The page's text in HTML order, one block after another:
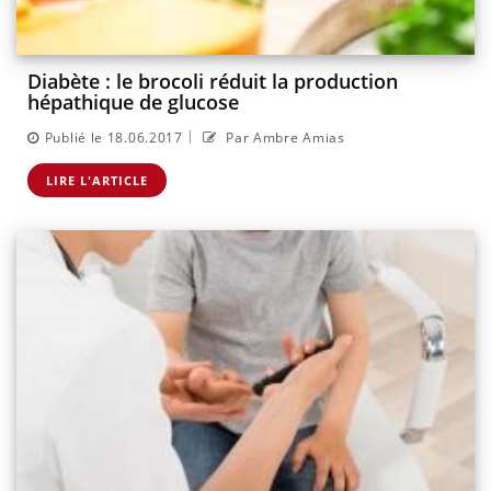
Diabète : le brocoli réduit la production
hépathique de glucose
Publié le 18.06.2017 | Par Ambre Amias
LIRE L'ARTICLE